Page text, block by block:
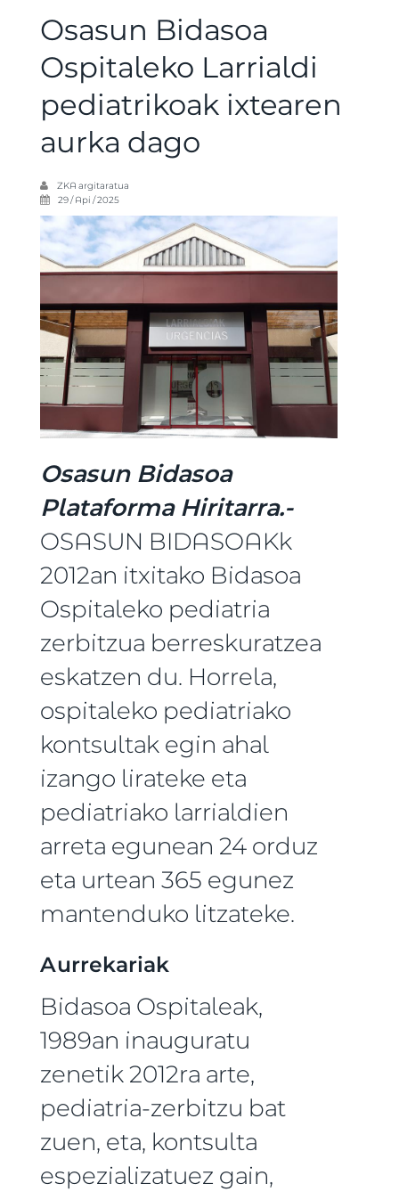
Osasun Bidasoa
Ospitaleko Larrialdi
pediatrikoak ixtearen
aurka dago
ZKA argitaratua
29 / Api / 2025
Osasun Bidasoa
Plataforma Hiritarra.-
OSASUN BIDASOAKk
2012an itxitako Bidasoa
Ospitaleko pediatria
zerbitzua berreskuratzea
eskatzen du. Horrela,
ospitaleko pediatriako
kontsultak egin ahal
izango lirateke eta
pediatriako larrialdien
arreta egunean 24 orduz
eta urtean 365 egunez
mantenduko litzateke.
Aurrekariak
Bidasoa Ospitaleak,
1989an inauguratu
zenetik 2012ra arte,
pediatria-zerbitzu bat
zuen, eta, kontsulta
espezializatuez gain,